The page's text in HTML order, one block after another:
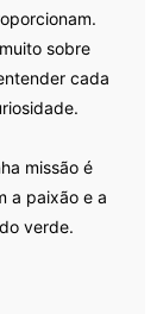
sobre
cada
missão é
a paixão e a
verde.